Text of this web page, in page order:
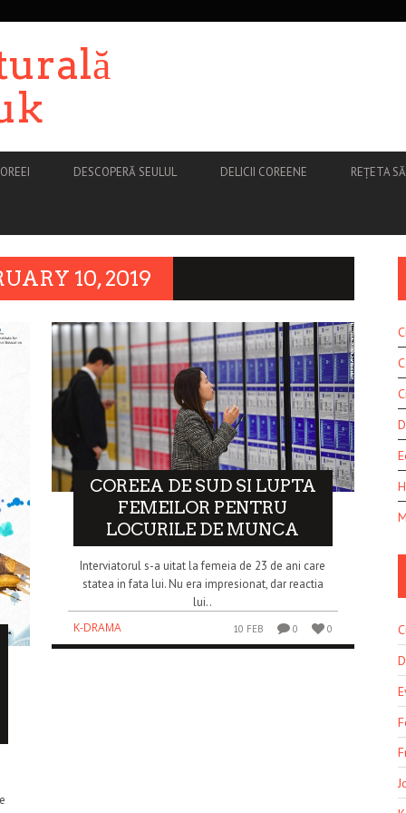
DESCOPERĂ SEULUL DELICII COREENE REȚETA
10, 2019
COREEA DE SUD SI LUPTA
FEMEILOR PENTRU
LOCURILE DE MUNCA
Interviatorul s-a uitat la femeia de 23 de ani care
statea in fata lui. Nu era impresionat, dar reactia
lui..
K-DRAMA
10 FEB 0 0